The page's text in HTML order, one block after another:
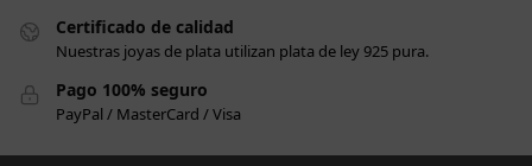
Certificado de calidad
Nuestras joyas de plata utilizan plata de ley 925 pura.
Pago 100% seguro
PayPal / MasterCard / Visa